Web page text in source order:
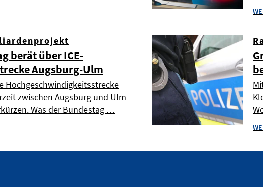
berät über ICE-
Augsburg-Ulm
Hochgeschwindigkeitsstrecke
zwischen Augsburg und Ulm
Was der Bundestag …